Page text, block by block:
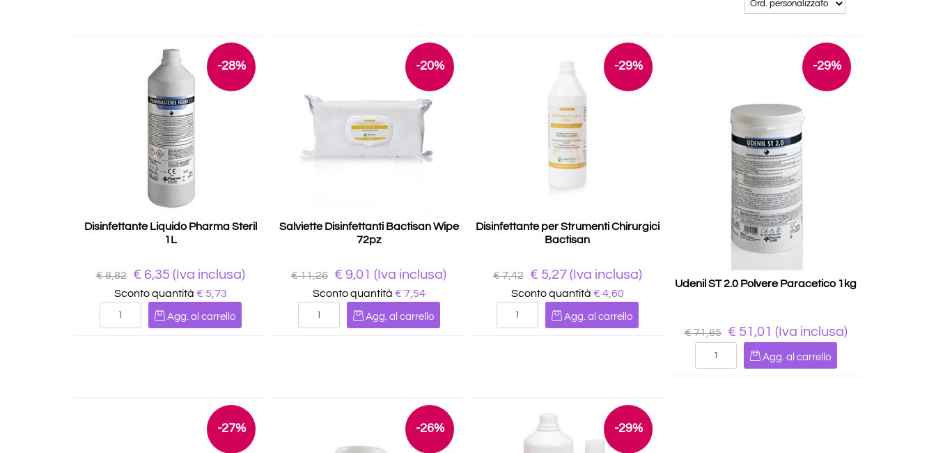
-28%
Disinfettante Liquido Pharma Steril
1L
€ 8,82 € 6,35 (Iva inclusa)
Sconto quantità € 5,73
Quantità
Agg. al carrello
-20%
Salviette Disinfettanti Bactisan Wipe
72pz
€ 11,26 € 9,01 (Iva inclusa)
Sconto quantità € 7,54
Quantità
Agg. al carrello
-29%
Disinfettante per Strumenti Chirurgici
Bactisan
€ 7,42 € 5,27 (Iva inclusa)
Sconto quantità € 4,60
Quantità
Agg. al carrello
-29%
Udenil ST 2.0 Polvere Paracetico 1kg
€ 71,85 € 51,01 (Iva inclusa)
Quantità
Agg. al carrello
-27% -26% -29%